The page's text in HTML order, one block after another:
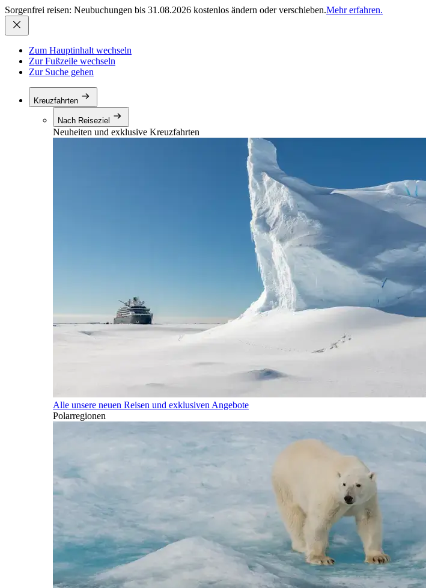
Sorgenfrei reisen: Neubuchungen bis 31.08.2026 kostenlos ändern oder verschieben.Mehr erfahren.
Zum Hauptinhalt wechseln
Zur Fußzeile wechseln
Zur Suche gehen
Kreuzfahrten
Nach Reiseziel
Neuheiten und exklusive Kreuzfahrten
Alle unsere neuen Reisen und exklusiven Angebote
Polarregionen